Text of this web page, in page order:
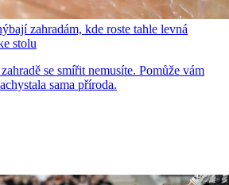
zahradám, kde roste tahle levná
stolu
se smířit nemusíte. Pomůže vám
sama příroda.